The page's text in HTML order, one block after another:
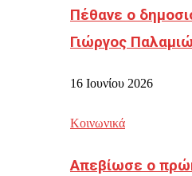
Πέθανε ο
Γιώργος
16 Ιουνίου 2026
Κοινωνικά
Απεβίωσε ο